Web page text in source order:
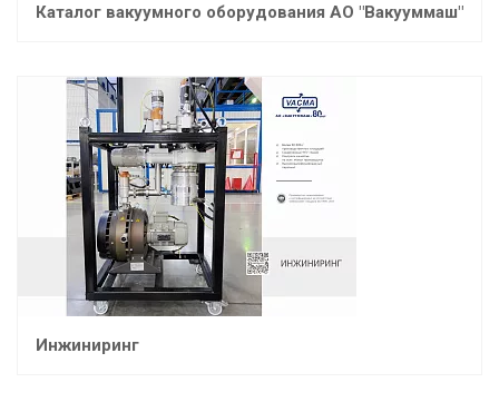
Каталог вакуумного оборудования АО "Вакууммаш"
Инжиниринг